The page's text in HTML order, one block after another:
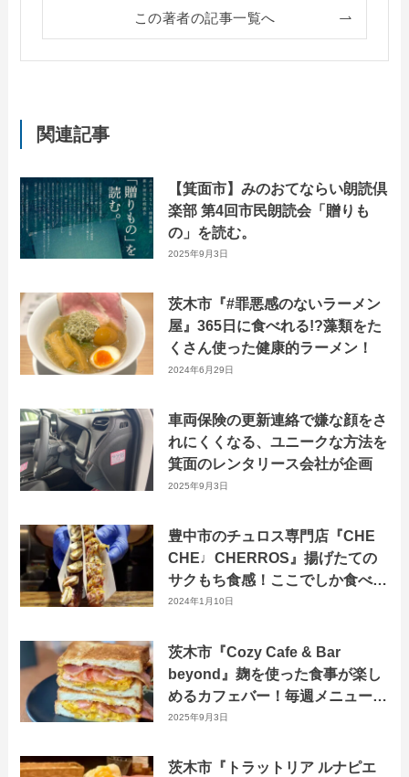
この著者の記事一覧へ
関連記事
【箕面市】みのおてならい朗読倶
楽部 第4回市民朗読会「贈りも
の」を読む。
2025年9月3日
茨木市『#罪悪感のないラーメン
屋』365日に食べれる!?藻類をた
くさん使った健康的ラーメン！
2024年6月29日
車両保険の更新連絡で嫌な顔をさ
れにくくなる、ユニークな方法を
箕面のレンタリース会社が企画
2025年9月3日
豊中市のチュロス専門店『CHE
CHE♩CHERROS』揚げたての
サクもち食感！ここでしか食べら
れない美味しいチュロス
2024年1月10日
茨木市『Cozy Cafe & Bar
beyond』麹を使った食事が楽し
めるカフェバー！毎週メニューが
変わる”週替わりランチ”もおすす
2025年9月3日
茨木市『トラットリア ルナピエ